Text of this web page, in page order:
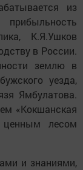
из
К.Я.Ушков
в России.
землю в
уезда,
Ямбулатова.
«Кокшанская
лесом
и знаниями,